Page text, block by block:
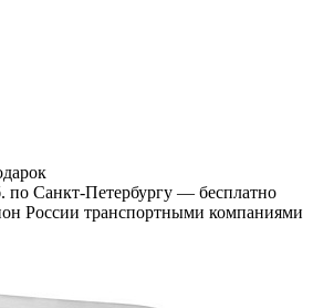
по Санкт-Петербургу — бесплатно
России транспортными компаниями